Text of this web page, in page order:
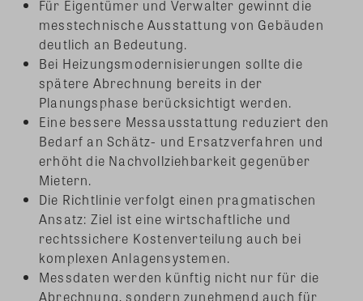
Für Eigentümer und Verwalter gewinnt die
messtechnische Ausstattung von Gebäuden
deutlich an Bedeutung.
Bei Heizungsmodernisierungen sollte die
spätere Abrechnung bereits in der
Planungsphase berücksichtigt werden.
Eine bessere Messausstattung reduziert den
Bedarf an Schätz- und Ersatzverfahren und
erhöht die Nachvollziehbarkeit gegenüber
Mietern.
Die Richtlinie verfolgt einen pragmatischen
Ansatz: Ziel ist eine wirtschaftliche und
rechtssichere Kostenverteilung auch bei
komplexen Anlagensystemen.
Messdaten werden künftig nicht nur für die
Abrechnung, sondern zunehmend auch für